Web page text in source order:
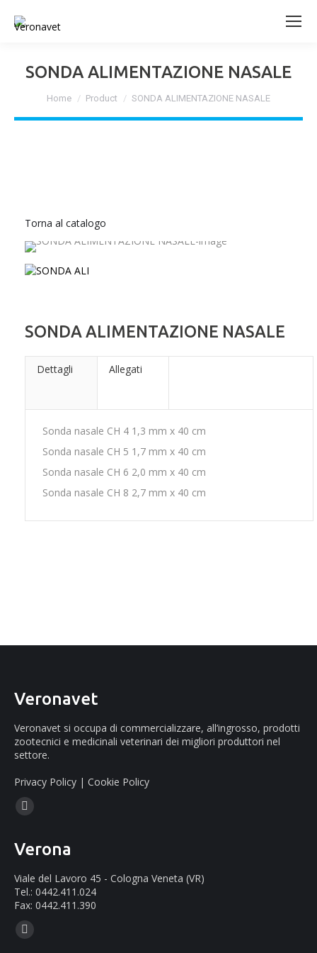
SONDA ALIMENTAZIONE NASALE
Home Product SONDA ALIMENTAZIONE NASALE
Torna al catalogo
SONDA ALIMENTAZIONE NASALE
Dettagli Allegati
Sonda nasale CH 4 1,3 mm x 40 cm
Sonda nasale CH 5 1,7 mm x 40 cm
Sonda nasale CH 6 2,0 mm x 40 cm
Sonda nasale CH 8 2,7 mm x 40 cm
Veronavet
Veronavet si occupa di commercializzare, all’ingrosso, prodotti
zootecnici e medicinali veterinari dei migliori produttori nel
settore.
Privacy Policy | Cookie Policy
Ci puoi trovare su:
Facebook
opens
new
window
Verona
Viale del Lavoro 45 - Cologna Veneta (VR)
Tel.: 0442.411.024
Fax: 0442.411.390
Ci puoi trovare su:
Mail